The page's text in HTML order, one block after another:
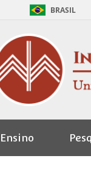
BRASIL
Ensino